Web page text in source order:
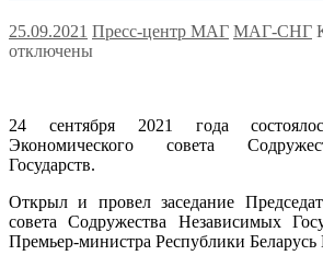
25.09.2021 Пресс-центр МАГ МАГ-СНГ
отключены
24 сентября 2021 года
Экономического совета
Государств.
Открыл и провел заседание
совета Содружества Независимых
Премьер-министра Республики